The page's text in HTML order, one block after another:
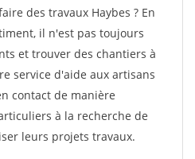
des travaux Haybes ? En
il n'est pas toujours
et trouver des chantiers à
service d'aide aux artisans
contact de manière
à la recherche de
leurs projets travaux.